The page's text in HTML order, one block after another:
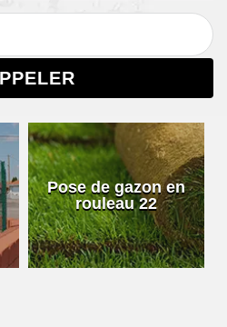
Pose de gazon en
rouleau 22